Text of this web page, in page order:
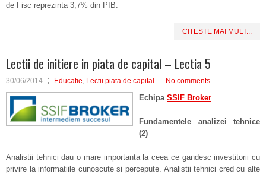
de Fisc reprezinta 3,7% din PIB.
CITESTE MAI MULT...
Lectii de initiere in piata de capital – Lectia 5
30/06/2014 Educatie, Lectii piata de capital No comments
Echipa SSIF Broker
Fundamentele analizei tehnice
(2)
Analistii tehnici dau o mare importanta la ceea ce gandesc investitorii cu
privire la informatiile cunoscute si percepute. Analistii tehnici cred cu alte